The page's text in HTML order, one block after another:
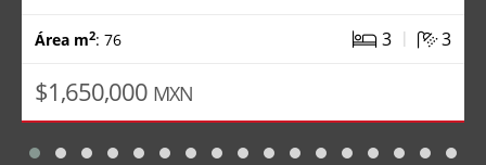
Área m2: 76 3 | 3
$1,650,000 MXN